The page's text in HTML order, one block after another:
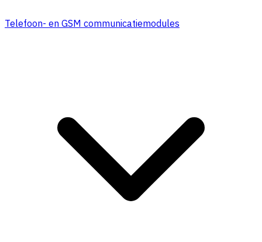
Telefoon- en GSM communicatiemodules